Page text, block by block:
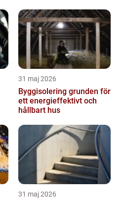
31 maj 2026
Byggisolering grunden för
ett energieffektivt och
hållbart hus
31 maj 2026